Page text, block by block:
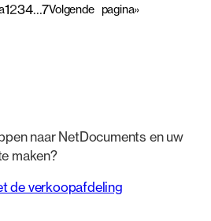
1234…7Volgende pagina»
naar NetDocuments en uw
maken?
de verkoopafdeling